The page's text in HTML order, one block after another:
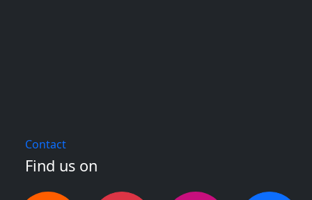
Contact
Find us on